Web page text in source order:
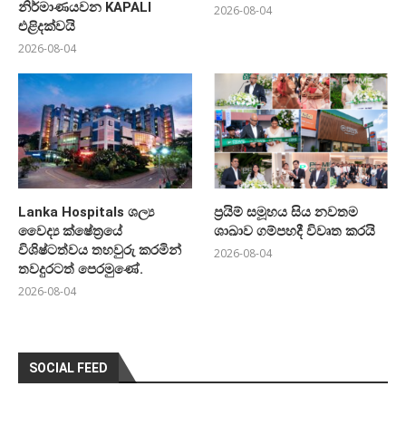
නිර්මාණයවන KAPALI
එළිදක්වයි
2026-08-04
2026-08-04
Lanka Hospitals ශල්‍ය
වෛද්‍ය ක්ෂේත්‍රයේ
විශිෂ්ටත්වය තහවුරු කරමින්
තවදුරටත් පෙරමුණේ.
2026-08-04
ප්‍රයිම් සමූහය සිය නවතම
ශාඛාව ගම්පහදී විවෘත කරයි
2026-08-04
SOCIAL FEED